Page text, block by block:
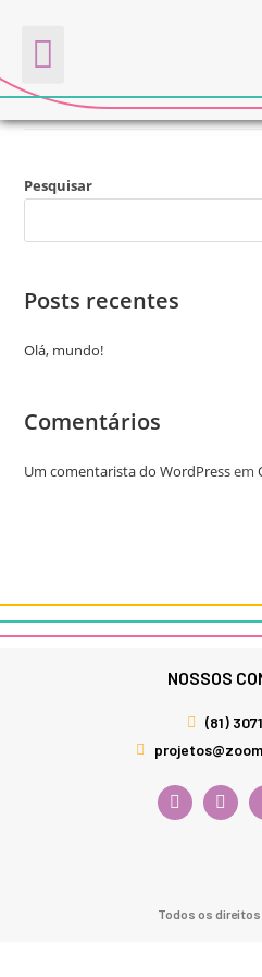
FOREHAND
Pesquisar
Posts recentes
Olá, mundo!
Comentários
Um comentarista do WordPressem
NOSSOS
(81)
Todos os